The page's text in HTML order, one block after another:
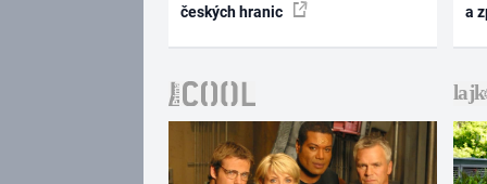
českých hranic
a